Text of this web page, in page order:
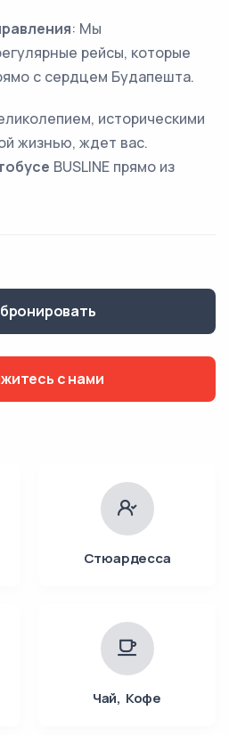
: Мы
рейсы, которые
с сердцем Будапешта.
историческими
жизнью, ждет вас.
BUSLINE прямо из
с нами
Стюардесса
Чай, Кофе